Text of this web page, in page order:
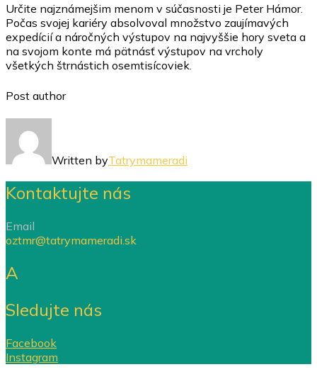
Určite najznámejšim menom v súčasnosti je Peter Hámor.
Počas svojej kariéry absolvoval množstvo zaujímavých
expedícií a náročných výstupov na najvyššie hory sveta a
na svojom konte má pätnásť výstupov na vrcholy
všetkých štrnástich osemtisícoviek.
Post author
Written byTatrymameradi
Kontaktujte nás
Email
oztmr@tatrymameradi.sk
A
Sledujte nás
Facebook
Instagram